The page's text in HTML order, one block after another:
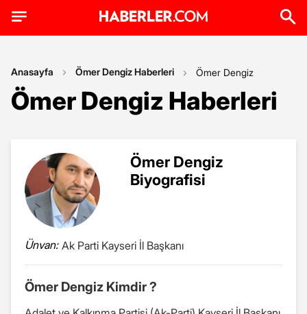
Anasayfa Ömer Dengiz Haberleri Ömer Dengiz
Ömer Dengiz Haberleri
Ömer Dengiz
Biyografisi
Ünvan: Ak Parti Kayseri İl Başkanı
Ömer Dengiz Kimdir ?